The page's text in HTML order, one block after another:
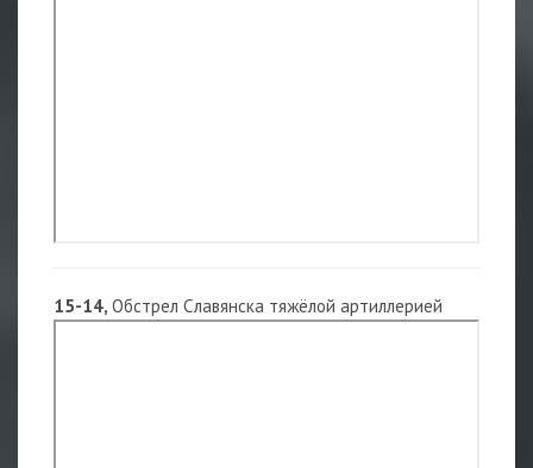
15-14, Обстрел Славянска тяжёлой артиллерией